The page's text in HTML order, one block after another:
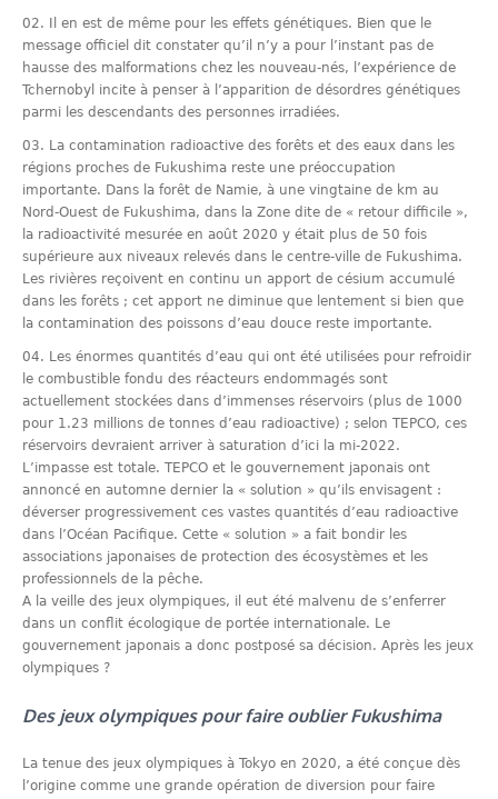
Il en est de même pour les effets génétiques. Bien que le
message officiel dit constater qu’il n’y a pour l’instant pas de
hausse des malformations chez les nouveau-nés, l’expérience de
Tchernobyl incite à penser à l’apparition de désordres génétiques
parmi les descendants des personnes irradiées.
La contamination radioactive des forêts et des eaux dans les
régions proches de Fukushima reste une préoccupation
importante. Dans la forêt de Namie, à une vingtaine de km au
Nord-Ouest de Fukushima, dans la Zone dite de « retour difficile »,
la radioactivité mesurée en août 2020 y était plus de 50 fois
supérieure aux niveaux relevés dans le centre-ville de Fukushima.
Les rivières reçoivent en continu un apport de césium accumulé
dans les forêts ; cet apport ne diminue que lentement si bien que
la contamination des poissons d’eau douce reste importante.
Les énormes quantités d’eau qui ont été utilisées pour refroidir
le combustible fondu des réacteurs endommagés sont
actuellement stockées dans d’immenses réservoirs (plus de 1000
pour 1.23 millions de tonnes d’eau radioactive) ; selon TEPCO, ces
réservoirs devraient arriver à saturation d’ici la mi-2022.
L’impasse est totale. TEPCO et le gouvernement japonais ont
annoncé en automne dernier la « solution » qu’ils envisagent :
déverser progressivement ces vastes quantités d’eau radioactive
dans l’Océan Pacifique. Cette « solution » a fait bondir les
associations japonaises de protection des écosystèmes et les
professionnels de la pêche.
A la veille des jeux olympiques, il eut été malvenu de s’enferrer
dans un conflit écologique de portée internationale. Le
gouvernement japonais a donc postposé sa décision. Après les jeux
olympiques ?
Des jeux olympiques pour faire oublier Fukushima
La tenue des jeux olympiques à Tokyo en 2020, a été conçue dès
l’origine comme une grande opération de diversion pour faire